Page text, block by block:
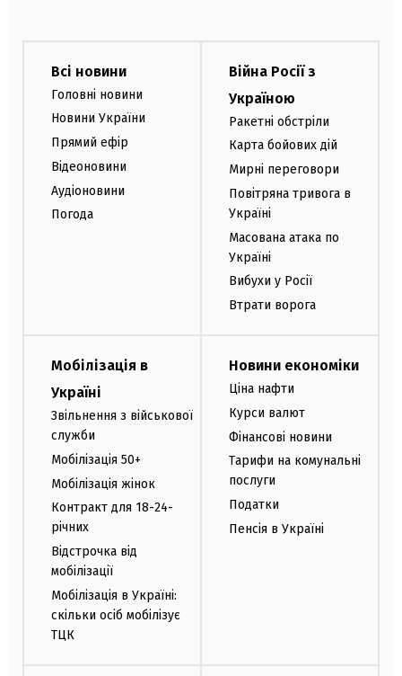
Всі новини
Головні новини
Новини України
Прямий ефір
Відеоновини
Аудіоновини
Погода
Війна Росії з
Україною
Ракетні обстріли
Карта бойових дій
Мирні переговори
Повітряна тривога в
Україні
Масована атака по
Україні
Вибухи у Росії
Втрати ворога
Мобілізація в
Україні
Звільнення з військової
служби
Мобілізація 50+
Мобілізація жінок
Контракт для 18-24-
річних
Відстрочка від
мобілізації
Мобілізація в Україні:
скільки осіб мобілізує
ТЦК
Новини економіки
Ціна нафти
Курси валют
Фінансові новини
Тарифи на комунальні
послуги
Податки
Пенсія в Україні